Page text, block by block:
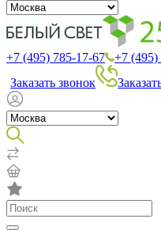
+7 (495) 785-17-67
+7 (495)
Заказать звонок